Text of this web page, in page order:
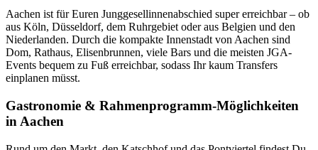
Aachen ist für Euren Junggesellinnenabschied super erreichbar – ob
aus Köln, Düsseldorf, dem Ruhrgebiet oder aus Belgien und den
Niederlanden. Durch die kompakte Innenstadt von Aachen sind
Dom, Rathaus, Elisenbrunnen, viele Bars und die meisten JGA-
Events bequem zu Fuß erreichbar, sodass Ihr kaum Transfers
einplanen müsst.
Gastronomie & Rahmenprogramm-Möglichkeiten
in Aachen